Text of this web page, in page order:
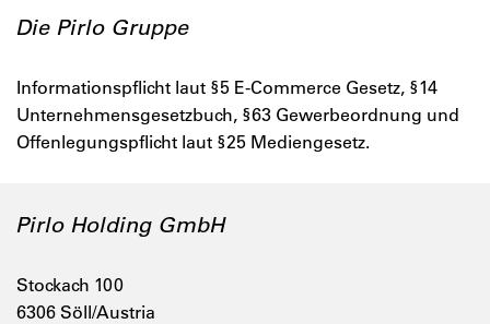
Die Pirlo Gruppe
Informationspflicht laut §5 E-Commerce Gesetz, §14
Unternehmensgesetzbuch, §63 Gewerbeordnung und
Offenlegungspflicht laut §25 Mediengesetz.
Pirlo Holding GmbH
Stockach 100
6306 Söll/Austria